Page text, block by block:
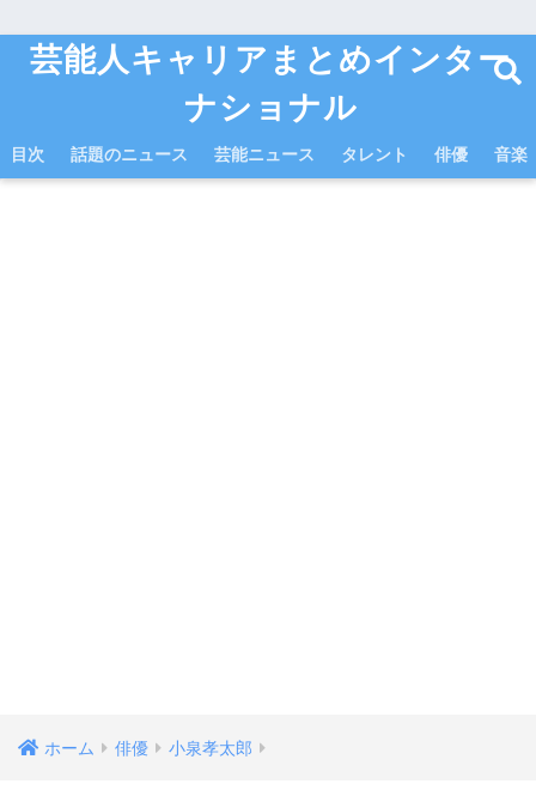
芸能人キャリアまとめインター
ナショナル
目次 話題のニュース 芸能ニュース タレント 俳優 音楽
ホーム 俳優 小泉孝太郎